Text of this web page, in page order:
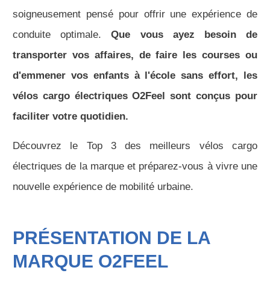
soigneusement pensé pour offrir une expérience de
conduite optimale.Que vous ayez besoin de
transporter vos affaires, de faire les courses ou
d'emmener vos enfants à l'école sans effort, les
vélos cargo électriques O2Feel sont conçus pour
faciliter votre quotidien.
Découvrez le Top 3 des meilleurs vélos cargo
électriques de la marque et préparez-vous à vivre une
nouvelle expérience de mobilité urbaine.
PRÉSENTATION DE LA
MARQUE O2FEEL